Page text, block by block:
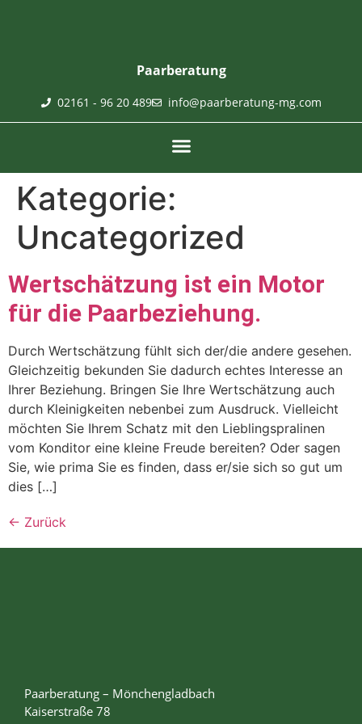
Paarberatung
02161 - 96 20 489 info@paarberatung-mg.com
Kategorie:
Uncategorized
Wertschätzung ist ein Motor
für die Paarbeziehung.
Durch Wertschätzung fühlt sich der/die andere gesehen.
Gleichzeitig bekunden Sie dadurch echtes Interesse an
Ihrer Beziehung. Bringen Sie Ihre Wertschätzung auch
durch Kleinigkeiten nebenbei zum Ausdruck. Vielleicht
möchten Sie Ihrem Schatz mit den Lieblingspralinen
vom Konditor eine kleine Freude bereiten? Oder sagen
Sie, wie prima Sie es finden, dass er/sie sich so gut um
dies […]
← Zurück
Paarberatung – Mönchengladbach
Kaiserstraße 78